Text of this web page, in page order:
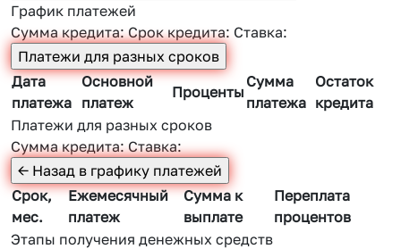
График платежей
Сумма кредита:Срок кредита: Ставка:
Дата
платежа
Основной
платеж
Проценты
Сумма
платежа
Остаток
кредита
Платежи для разных сроков
Сумма кредита:Ставка:
Срок,
мес.
Ежемесячный
платеж
Сумма к
выплате
Переплата
процентов
Этапы получения денежных средств